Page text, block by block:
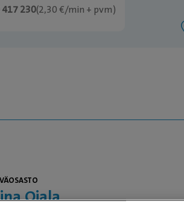
230(2,30 €/min + pvm)
Ojala